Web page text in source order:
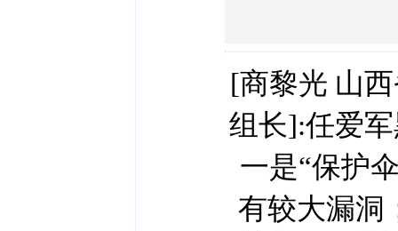
[商黎光 山
组长]:任爱
一是“保护
有较大漏洞